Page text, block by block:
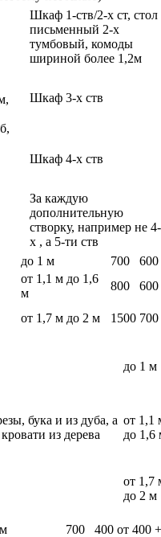
Шкаф 1-ств/2-х ст, стол
письменный 2-х
тумбовый, комоды
шириной более 1,2м
Шкаф 3-х ств
Шкаф 4-х ств
За каждую
дополнительную
створку, например не 4-
х , а 5-ти ств
до 1 м 700 600
от 1,1 м до 1,6
м
800 600
от 1,7 м до 2 м 1500 700
бука и из дуба, а
из дерева
до 1 м
от 1,1
до 1,6
от 1,7
до 2 м
700 400 от 400